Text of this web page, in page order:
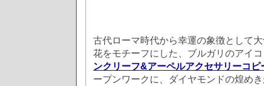
古代ローマ時代から幸運の象徴として
花をモチーフにした、ブルガリのアイ
ンクリーフ&アーペルアクセサリーコピ
ープンワークに、ダイヤモンドの煌め